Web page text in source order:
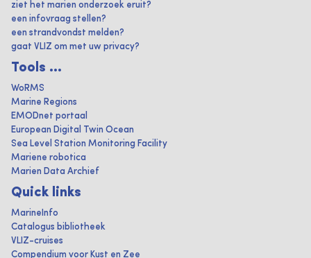
ziet het marien onderzoek eruit?
een infovraag stellen?
een strandvondst melden?
gaat VLIZ om met uw privacy?
Tools ...
WoRMS
Marine Regions
EMODnet portaal
European Digital Twin Ocean
Sea Level Station Monitoring Facility
Mariene robotica
Marien Data Archief
Quick links
MarineInfo
Catalogus bibliotheek
VLIZ-cruises
Compendium voor Kust en Zee